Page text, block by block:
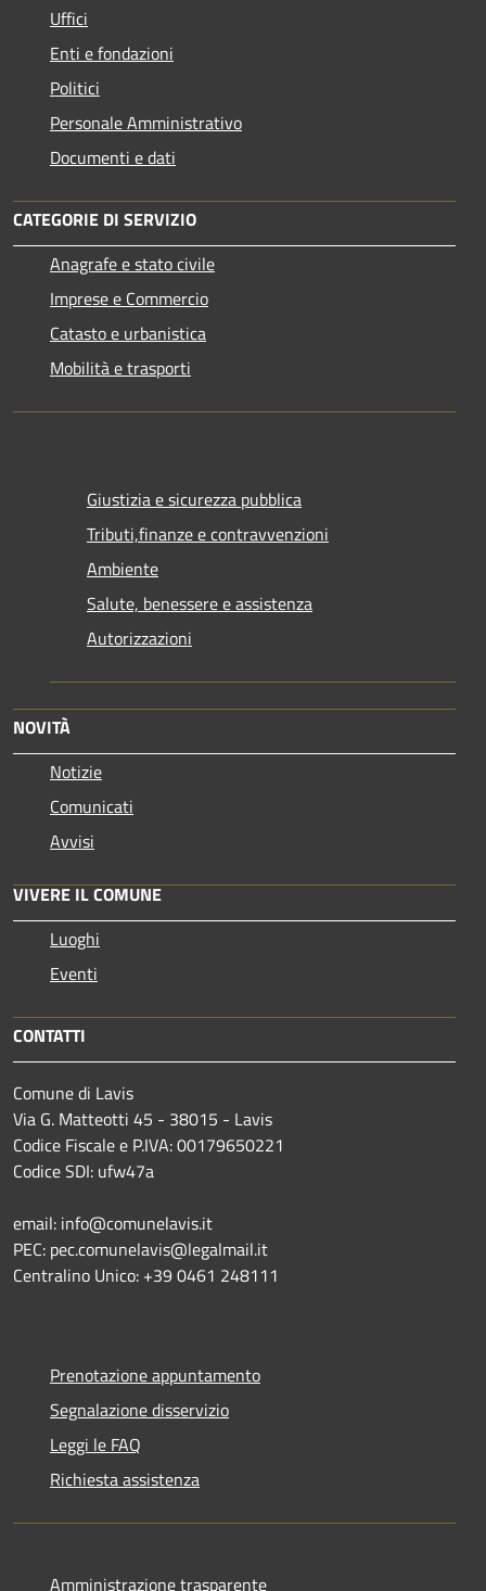
Uffici
Enti e fondazioni
Politici
Personale Amministrativo
Documenti e dati
CATEGORIE DI SERVIZIO
Anagrafe e stato civile
Imprese e Commercio
Catasto e urbanistica
Mobilità e trasporti
Giustizia e sicurezza pubblica
Tributi,finanze e contravvenzioni
Ambiente
Salute, benessere e assistenza
Autorizzazioni
NOVITÀ
Notizie
Comunicati
Avvisi
VIVERE IL COMUNE
Luoghi
Eventi
CONTATTI
Comune di Lavis
Via G. Matteotti 45 - 38015 - Lavis
Codice Fiscale e P.IVA: 00179650221
Codice SDI: ufw47a
email: info@comunelavis.it
PEC: pec.comunelavis@legalmail.it
Centralino Unico: +39 0461 248111
Prenotazione appuntamento
Segnalazione disservizio
Leggi le FAQ
Richiesta assistenza
Amministrazione trasparente